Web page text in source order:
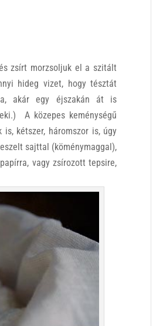
zsírt morzsoljuk el a szitált
hideg vizet, hogy tésztát
akár egy éjszakán át is
A közepes keménységű
kétszer, háromszor is, úgy
sajttal (köménymaggal),
vagy zsírozott tepsire,